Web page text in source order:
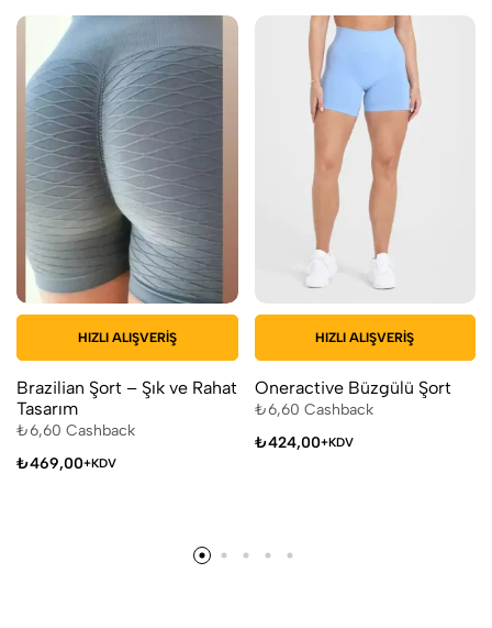
HIZLI ALIŞVERIŞ
Brazilian Şort – Şık ve Rahat
Tasarım
₺6,60 Cashback
₺469,00+KDV
HIZLI ALIŞVERIŞ
Oneractive Büzgülü Şort
₺6,60 Cashback
₺424,00+KDV